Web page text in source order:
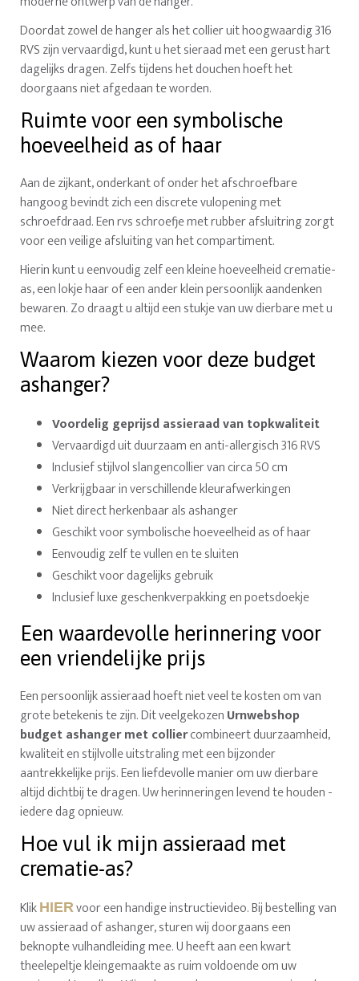
Doordat zowel de hanger als het collier uit hoogwaardig 316
RVS zijn vervaardigd, kunt u het sieraad met een gerust hart
dagelijks dragen. Zelfs tijdens het douchen hoeft het
doorgaans niet afgedaan te worden.
Ruimte voor een symbolische
hoeveelheid as of haar
Aan de zijkant, onderkant of onder het afschroefbare
hangoog bevindt zich een discrete vulopening met
schroefdraad. Een rvs schroefje met rubber afsluitring zorgt
voor een veilige afsluiting van het compartiment.
Hierin kunt u eenvoudig zelf een kleine hoeveelheid crematie-
as, een lokje haar of een ander klein persoonlijk aandenken
bewaren. Zo draagt u altijd een stukje van uw dierbare met u
mee.
Waarom kiezen voor deze budget
ashanger?
Voordelig geprijsd assieraad van topkwaliteit
Vervaardigd uit duurzaam en anti-allergisch 316 RVS
Inclusief stijlvol slangencollier van circa 50 cm
Verkrijgbaar in verschillende kleurafwerkingen
Niet direct herkenbaar als ashanger
Geschikt voor symbolische hoeveelheid as of haar
Eenvoudig zelf te vullen en te sluiten
Geschikt voor dagelijks gebruik
Inclusief luxe geschenkverpakking en poetsdoekje
Een waardevolle herinnering voor
een vriendelijke prijs
Een persoonlijk assieraad hoeft niet veel te kosten om van
grote betekenis te zijn. Dit veelgekozenUrnwebshop
budget ashanger met colliercombineert duurzaamheid,
kwaliteit en stijlvolle uitstraling met een bijzonder
aantrekkelijke prijs. Een liefdevolle manier om uw dierbare
altijd dichtbij te dragen. Uw herinneringen levend te houden -
iedere dag opnieuw.
Hoe vul ik mijn assieraad met
crematie-as?
Klik HIERvoor een handige instructievideo. Bij bestelling van
uw assieraad of ashanger, sturen wij doorgaans een
beknopte vulhandleiding mee. U heeft aan een kwart
theelepeltje kleingemaakte as ruim voldoende om uw